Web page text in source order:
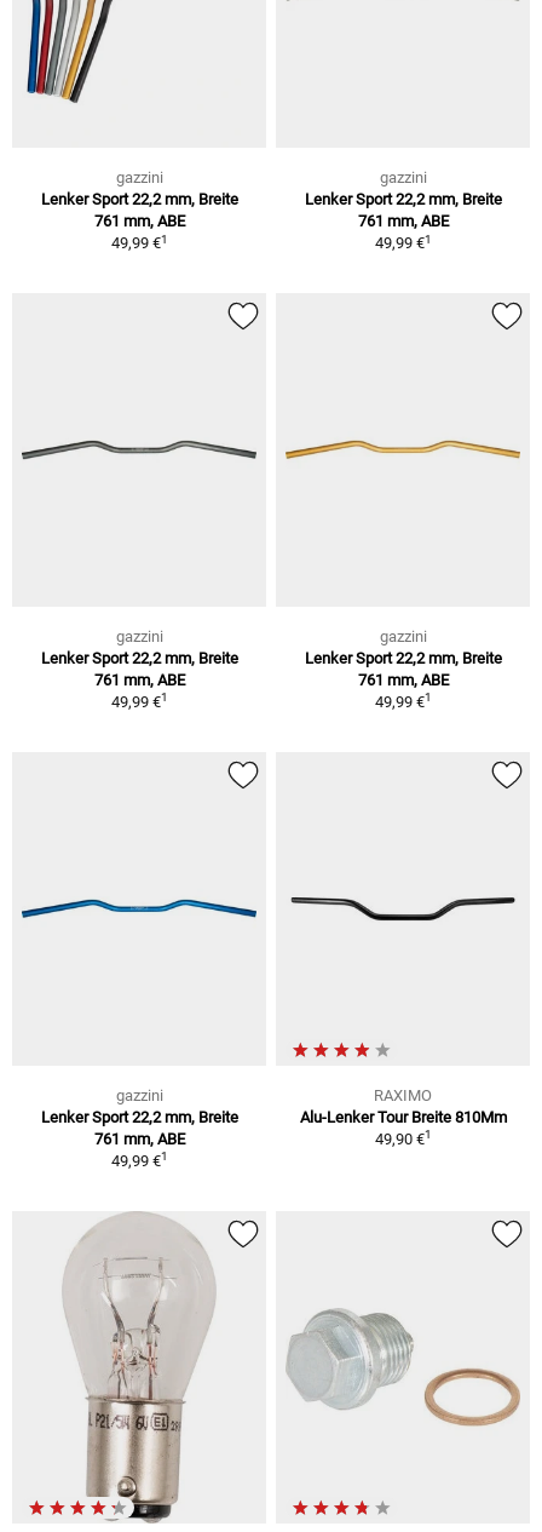
gazzini
Lenker Sport 22,2 mm, Breite
761 mm, ABE
49,99 €1
gazzini
Lenker Sport 22,2 mm, Breite
761 mm, ABE
49,99 €1
gazzini
Lenker Sport 22,2 mm, Breite
761 mm, ABE
49,99 €1
gazzini
Lenker Sport 22,2 mm, Breite
761 mm, ABE
49,99 €1
gazzini
Lenker Sport 22,2 mm, Breite
761 mm, ABE
49,99 €1
RAXIMO
Alu-Lenker Tour Breite 810Mm
49,90 €1